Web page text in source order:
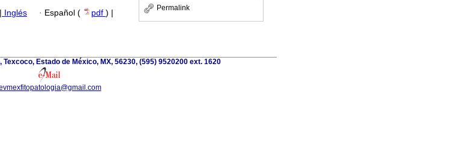
Permalink
| Inglés · Español ( pdf ) |
Estado de México, MX, 56230, (595) 9520200 ext. 1620